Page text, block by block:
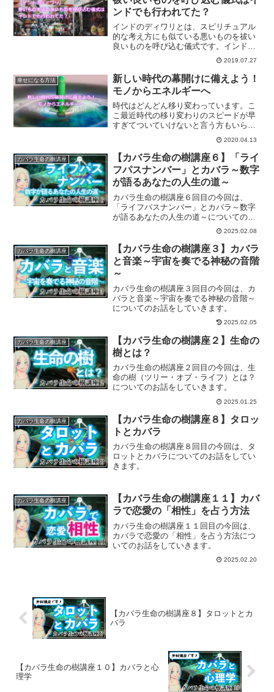
ンドでも行われてた？
インドのディワリとは、スピリチュアル
的な考え方にも似ている悪いものを祓い
良いものを呼び込む儀式です。インドの
ディワリとはどんな儀式なのか？ディワ
2019.07.27
幸せになる方法
新しい時代の幕開けに備えよう！
モノからエネルギーへ
時代はどんどん移り変わっています。こ
こ最近時代の移り変わりのスピードが早
すぎてついていけないと言う方もいらっ
しゃるかもしれませんね。モノからエネ
ルギーの時代の到来です。波動を上げて
いくことで、新しい時代への準備をしま
せんか？
2020.04.13
カバラ生命の樹講座
【カバラ生命の樹講座６】「ライ
フパスナンバー」とカバラ～数字
が語るあなたの人生の道～
カバラ生命の樹講座６回目の今回は、
「ライフパスナンバー」とカバラ～数字
が語るあなたの人生の道～についてのお
2025.02.08
カバラ生命の樹講座
【カバラ生命の樹講座３】カバラ
と音楽～宇宙を奏でる神秘の音階
～
カバラ生命の樹講座３回目の今回は、カ
バラと音楽～宇宙を奏でる神秘の音階～
についてのお話をしていきます。
2025.02.05
カバラ生命の樹講座
【カバラ生命の樹講座２】生命の
樹とは？
カバラ生命の樹講座２回目の今回は、生
命の樹（ツリー・オブ・ライフ）とは？
についてのお話をしていきます。
2025.01.25
カバラ生命の樹講座
【カバラ生命の樹講座８】タロッ
トとカバラ
カバラ生命の樹講座８回目の今回は、タ
ロットとカバラについてのお話をしてい
きます。
カバラ生命の樹講座
【カバラ生命の樹講座１１】カバ
ラで恋愛の「相性」を占う方法
カバラ生命の樹講座１１回目の今回は、
カバラで恋愛の「相性」を占う方法につ
いてのお話をしていきます。
2025.02.20
【カバラ生命の樹講座８】タロットとカ
バラ
【カバラ生命の樹講座１０】カバラと心
理学